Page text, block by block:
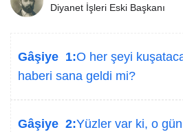
Diyanet İşleri Eski Başkanı
Gâşiye 1:O her şeyi
haberi sana geldi mi?
Gâşiye 2:Yüzler var ki, o